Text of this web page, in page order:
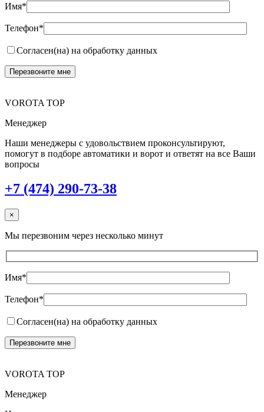
Имя*
Телефон*
Согласен(на) на обработку данных
VOROTA TOP
Менеджер
Наши менеджеры с удовольствием проконсультируют,
помогут в подборе автоматики и ворот и ответят на все Ваши
вопросы
+7 (474) 290-73-38
×
Мы перезвоним через несколько минут
Имя*
Телефон*
Согласен(на) на обработку данных
VOROTA TOP
Менеджер